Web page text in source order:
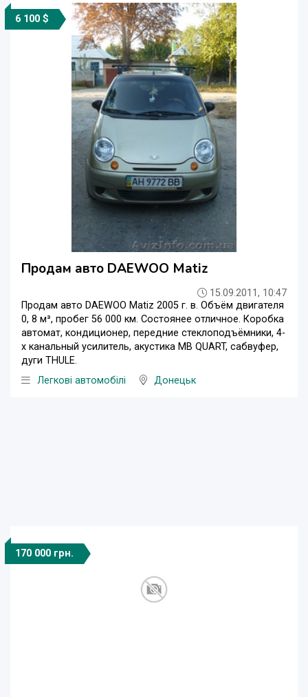
6 100 $
Продам авто DAEWOO Matiz
15.09.2011, 10:47
Продам авто DAEWOO Matiz 2005 г. в. Объём двигателя
0, 8 м³, пробег 56 000 км. Состоянее отличное. Коробка
автомат, кондиционер, передние стеклоподъёмники, 4-
х канальный усилитель, акустика MB QUART, сабвуфер,
дуги THULE.
Легкові автомобілі
Донецьк
170 000 грн.